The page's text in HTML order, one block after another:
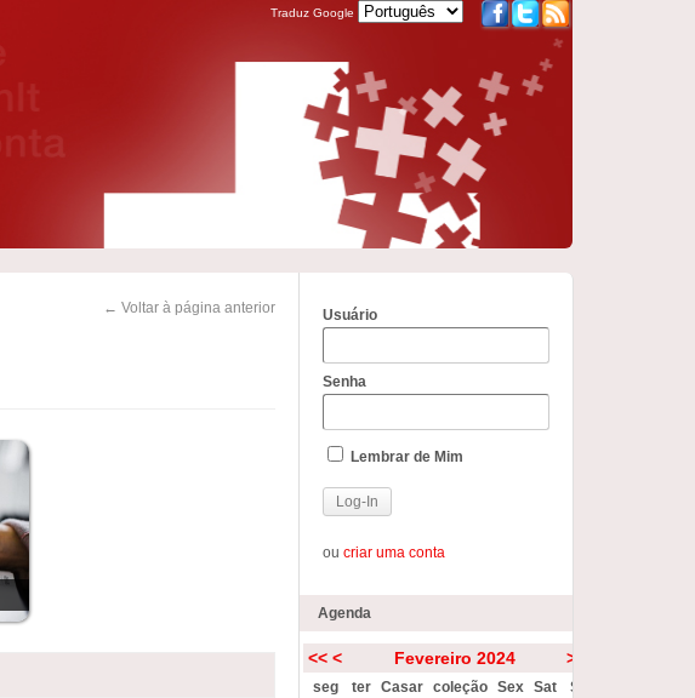
Traduz Google
← Voltar à página anterior Usuário
Senha
Lembrar de Mim
oucriar uma conta
Agenda
<< < Fevereiro 2024 >
seg ter Casar coleção Sex Sat
Sun